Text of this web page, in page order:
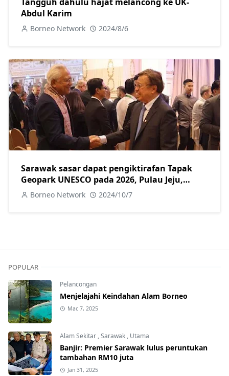
Abdul Karim
Borneo Network 2024/8/6
Sarawak sasar dapat pengiktirafan Tapak
Geopark UNESCO pada 2026, Pulau Jeju,
Korea jadi tanda aras
Borneo Network 2024/10/7
POPULAR
Pelancongan
Menjelajahi Keindahan Alam Borneo
Mac 7, 2025
Alam Sekitar ,Sarawak , Utama
Banjir: Premier Sarawak lulus peruntukan
tambahan RM10 juta
Jan 31, 2025